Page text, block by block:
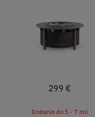
299 €
Dodanie do 5 - 7 dní